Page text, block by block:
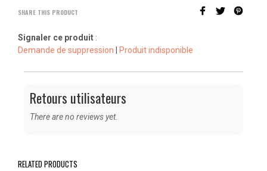
SHARE THIS PRODUCT
Signaler ce produit :
Demande de suppression
Produit indisponible
Retours utilisateurs
There are no reviews yet.
RELATED PRODUCTS